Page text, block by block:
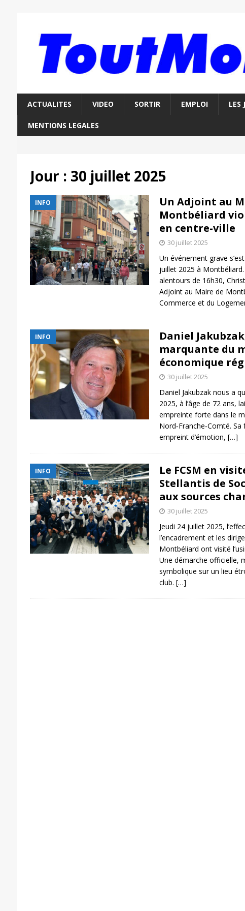
ACTUALITES VIDEO SORTIR EMPLOI LES
MENTIONS LEGALES
Jour : 30 juillet 2025
INFO
Un Adjoint au
Montbéliard
en centre-ville
30 juillet 2025
Un événement grave
juillet 2025 à
alentours de 16h30,
Adjoint au Maire de
Commerce et du
INFO
Daniel
marquante du
économique
30 juillet 2025
Daniel Jakubzak nous a
2025, à l’âge de 72 ans,
empreinte forte dans le
Nord‑Franche‑Comté.
empreint d’émotion, […]
INFO
Le FCSM en
Stellantis de
aux sources
30 juillet 2025
Jeudi 24 juillet 2025,
l’encadrement et les
Montbéliard ont visité
Une démarche officielle,
symbolique sur un lieu
club. […]